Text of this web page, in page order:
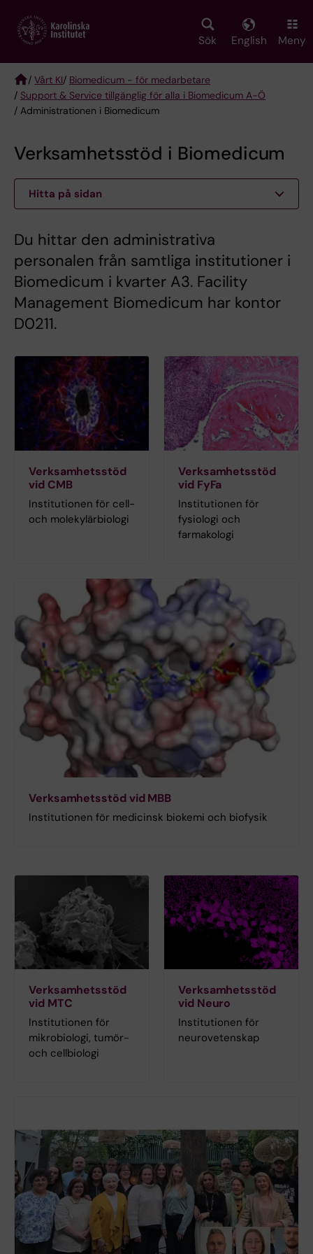
main
Sök English Meny
Breadcrumb
/ Vårt KI/ Biomedicum - för medarbetare
/ Support & Service tillgänglig för alla i Biomedicum A-Ö
/ Administrationen i Biomedicum
Verksamhetsstöd i Biomedicum
Hitta på sidan
Du hittar den administrativa
personalen från samtliga institutioner i
Biomedicum i kvarter A3. Facility
Management Biomedicum har kontor
D0211.
Verksamhetsstöd
vid CMB
Institutionen för cell-
och molekylärbiologi
Verksamhetsstöd
vid FyFa
Institutionen för
fysiologi och
farmakologi
Verksamhetsstöd vid MBB
Institutionen för medicinsk biokemi och biofysik
Verksamhetsstöd
vid MTC
Institutionen för
mikrobiologi, tumör-
och cellbiologi
Verksamhetsstöd
vid Neuro
Institutionen för
neurovetenskap